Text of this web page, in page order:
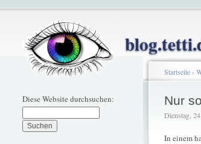
Diese Website durchsuchen:
Startseite›
Nur
Dienstag,
In einem